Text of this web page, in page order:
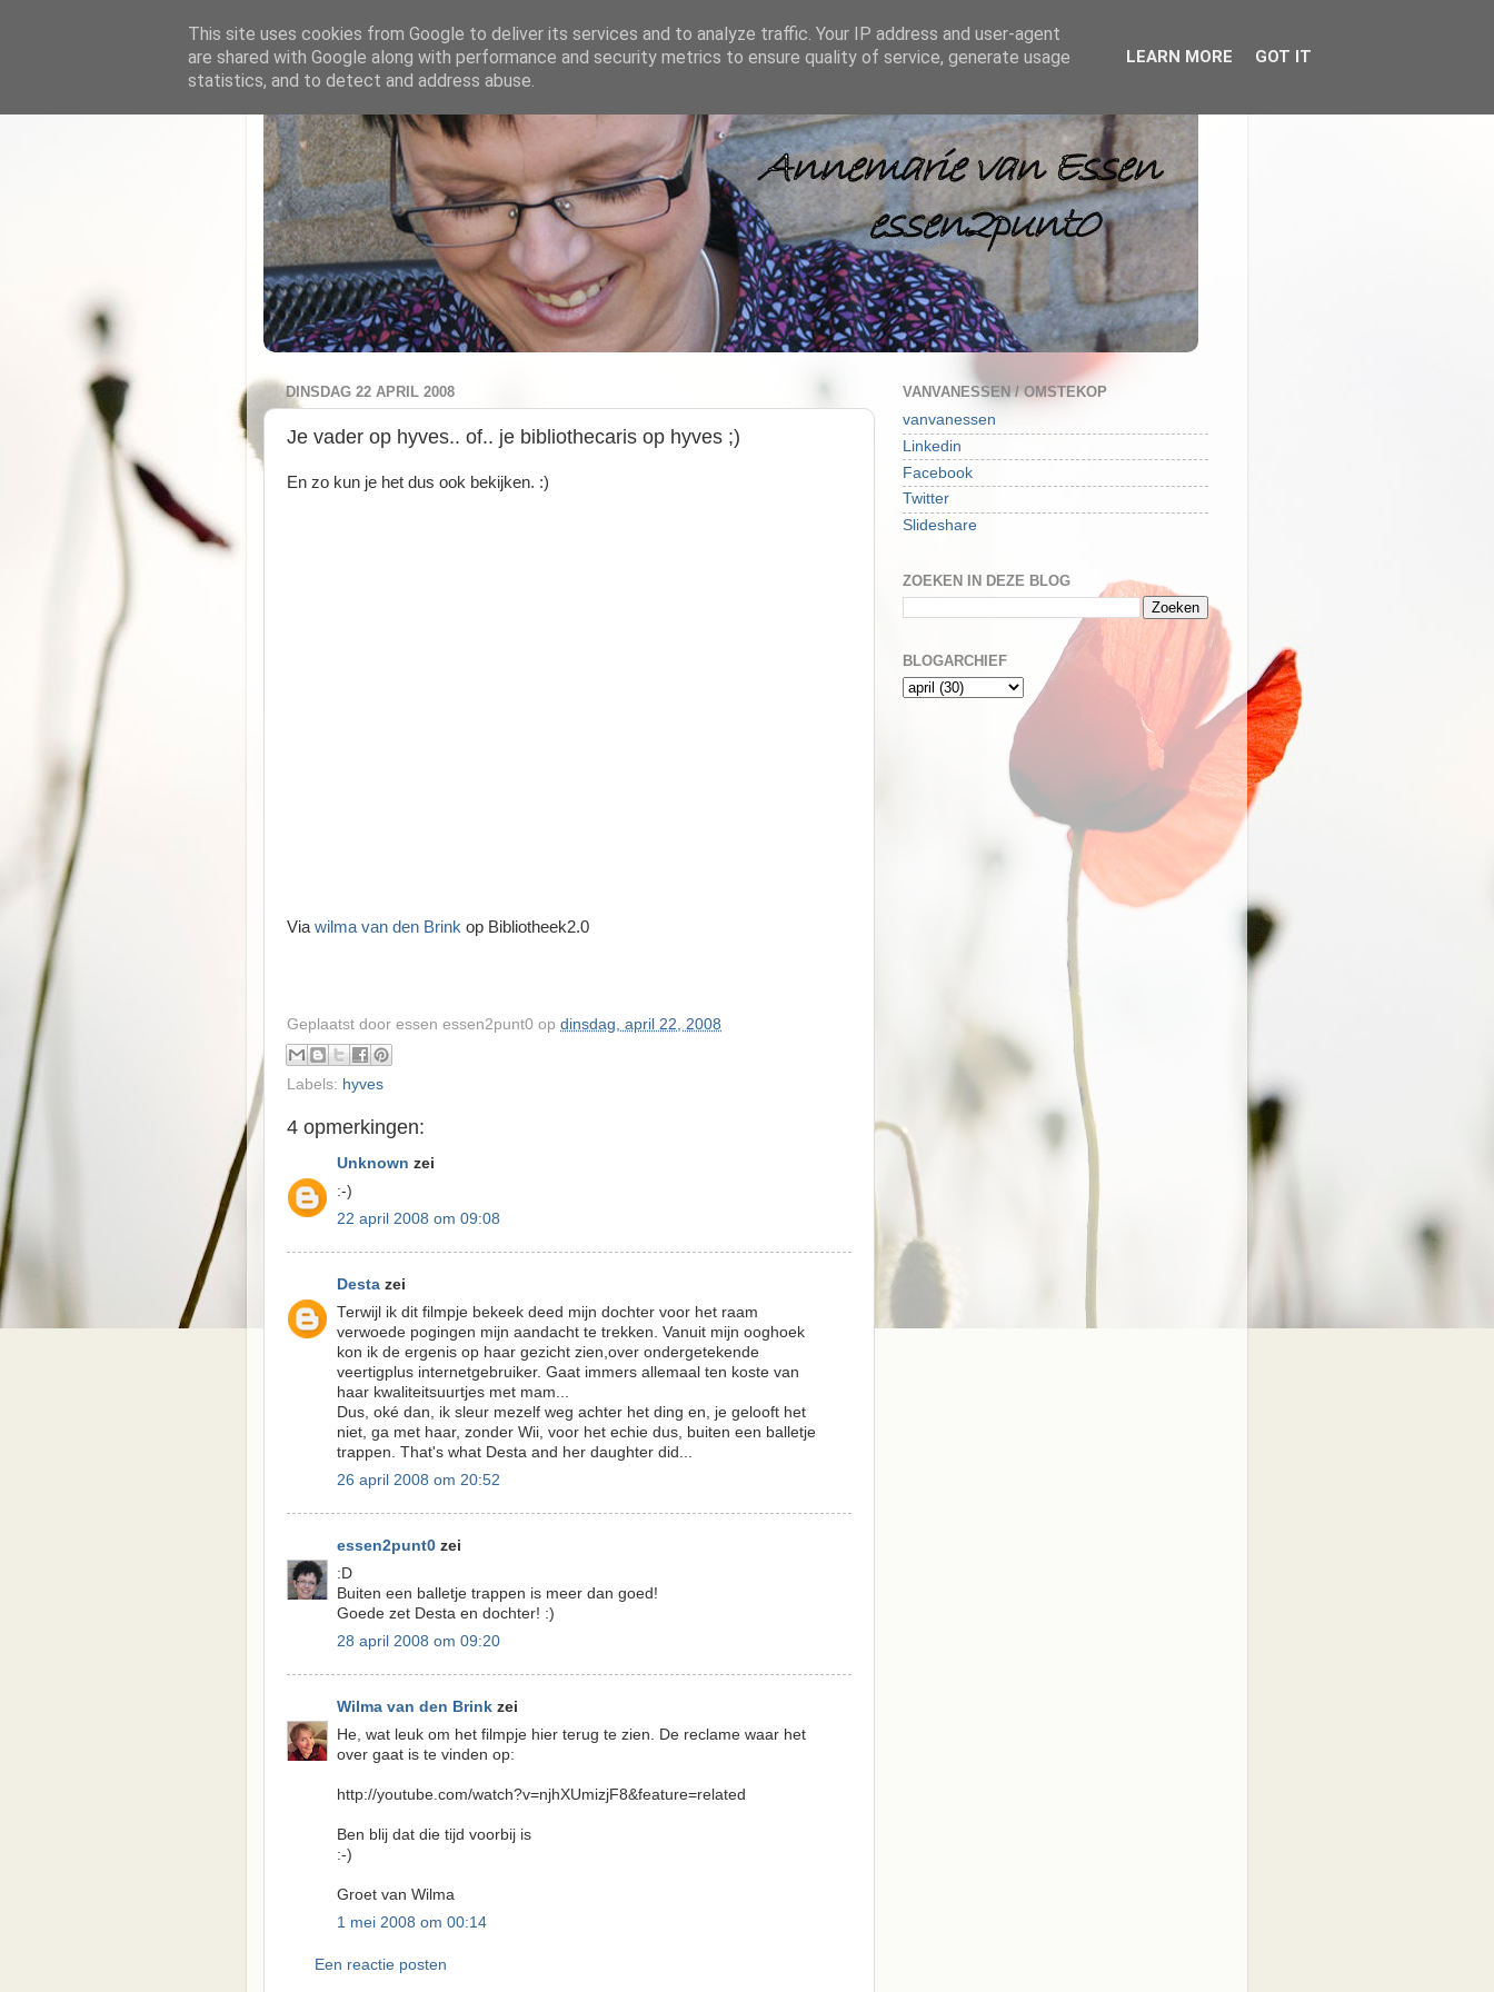
DINSDAG 22 APRIL 2008
Je vader op hyves.. of.. je bibliothecaris op hyves ;)
En zo kun je het dus ook bekijken. :)
Via wilma van den Brink op Bibliotheek2.0
Geplaatst door essen essen2punt0 op dinsdag, april 22, 2008
Labels: hyves
4 opmerkingen:
Unknown zei
:-)
22 april 2008 om 09:08
Desta zei
Terwijl ik dit filmpje bekeek deed mijn dochter voor het raam
verwoede pogingen mijn aandacht te trekken. Vanuit mijn ooghoek
kon ik de ergenis op haar gezicht zien,over ondergetekende
veertigplus internetgebruiker. Gaat immers allemaal ten koste van
haar kwaliteitsuurtjes met mam...
Dus, oké dan, ik sleur mezelf weg achter het ding en, je gelooft het
niet, ga met haar, zonder Wii, voor het echie dus, buiten een balletje
trappen. That's what Desta and her daughter did...
26 april 2008 om 20:52
essen2punt0 zei
:D
Buiten een balletje trappen is meer dan goed!
Goede zet Desta en dochter! :)
28 april 2008 om 09:20
Wilma van den Brink zei
He, wat leuk om het filmpje hier terug te zien. De reclame waar het
over gaat is te vinden op:
http://youtube.com/watch?v=njhXUmizjF8&feature=related
Ben blij dat die tijd voorbij is
:-)
Groet van Wilma
1 mei 2008 om 00:14
Een reactie posten
VANVANESSEN / OMSTEKOP
vanvanessen
Linkedin
Facebook
Twitter
Slideshare
ZOEKEN IN DEZE BLOG
BLOGARCHIEF
This site uses cookies from Google to deliver its services and to analyze traffic. Your IP address and user-agent
are shared with Google along with performance and security metrics to ensure quality of service, generate usage
statistics, and to detect and address abuse.
LEARN MORE GOT IT